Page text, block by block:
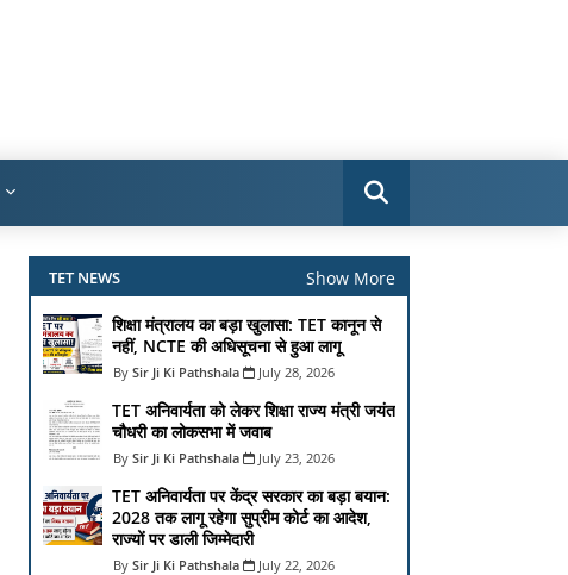
TET NEWS Show More
शिक्षा मंत्रालय का बड़ा खुलासा: TET कानून से
नहीं, NCTE की अधिसूचना से हुआ लागू
Sir Ji Ki Pathshala July 28, 2026
TET अनिवार्यता को लेकर शिक्षा राज्य मंत्री जयंत
चौधरी का लोकसभा में जवाब
Sir Ji Ki Pathshala July 23, 2026
TET अनिवार्यता पर केंद्र सरकार का बड़ा बयान:
2028 तक लागू रहेगा सुप्रीम कोर्ट का आदेश,
राज्यों पर डाली जिम्मेदारी
Sir Ji Ki Pathshala July 22, 2026